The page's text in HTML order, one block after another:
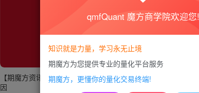
【期魔方资讯】铜价突破1万美元背后的原
因
qmfQuant 魔方商学院欢迎您!
知识就是力量，学习永无止境
期魔方为您提供专业的量化平台服务
期魔方，更懂你的量化交易终端!